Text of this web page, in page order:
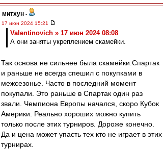
митхун -
17 июн 2024 15:21
Valentinovich » 17 июн 2024 08:08
А они заняты укреплением скамейки.
Так основа не сильнее была скамейки.Спартак
и раньше не всегда спешил с покупками в
межсезонье. Часто в последний момент
покупали. Это раньше в Спартак один раз
звали. Чемпиона Европы начался, скоро Кубок
Америки. Реально хороших можно купить
только после этих турниров. Дороже конечно.
Да и цена может упасть тех кто не играет в этих
турнирах.